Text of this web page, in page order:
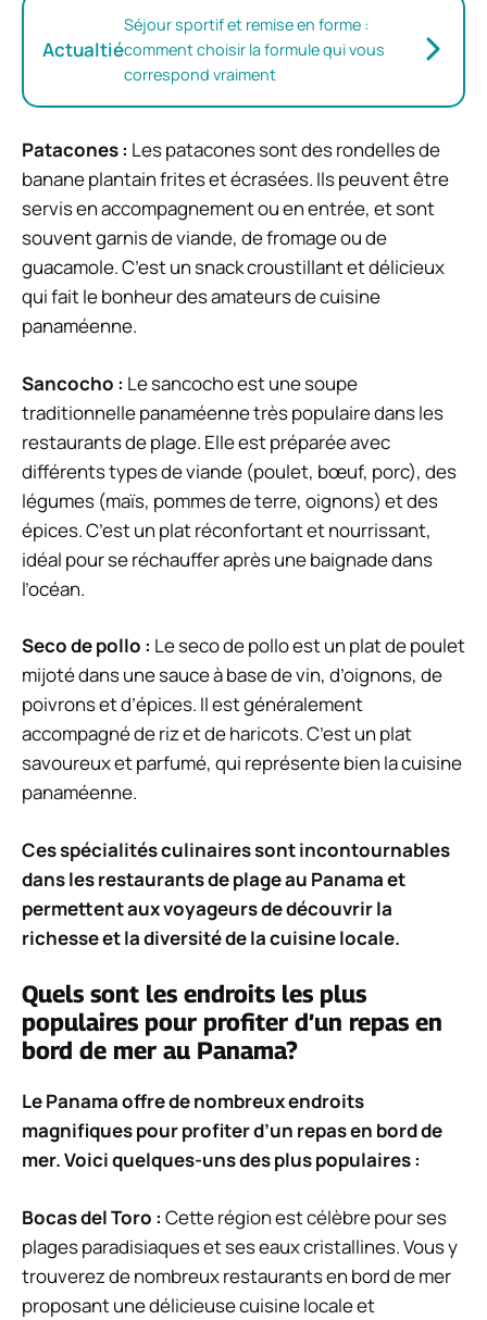
Actualtié
Séjour sportif et remise en forme :
comment choisir la formule qui vous
correspond vraiment
Patacones : Les patacones sont des rondelles de
banane plantain frites et écrasées. Ils peuvent être
servis en accompagnement ou en entrée, et sont
souvent garnis de viande, de fromage ou de
guacamole. C’est un snack croustillant et délicieux
qui fait le bonheur des amateurs de cuisine
panaméenne.
Sancocho : Le sancocho est une soupe
traditionnelle panaméenne très populaire dans les
restaurants de plage. Elle est préparée avec
différents types de viande (poulet, bœuf, porc), des
légumes (maïs, pommes de terre, oignons) et des
épices. C’est un plat réconfortant et nourrissant,
idéal pour se réchauffer après une baignade dans
l’océan.
Seco de pollo : Le seco de pollo est un plat de poulet
mijoté dans une sauce à base de vin, d’oignons, de
poivrons et d’épices. Il est généralement
accompagné de riz et de haricots. C’est un plat
savoureux et parfumé, qui représente bien la cuisine
panaméenne.
Ces spécialités culinaires sont incontournables
dans les restaurants de plage au Panama et
permettent aux voyageurs de découvrir la
richesse et la diversité de la cuisine locale.
Quels sont les endroits les plus
populaires pour profiter d’un repas en
bord de mer au Panama?
Le Panama offre de nombreux endroits
magnifiques pour profiter d’un repas en bord de
mer. Voici quelques-uns des plus populaires :
Bocas del Toro : Cette région est célèbre pour ses
plages paradisiaques et ses eaux cristallines. Vous y
trouverez de nombreux restaurants en bord de mer
proposant une délicieuse cuisine locale et